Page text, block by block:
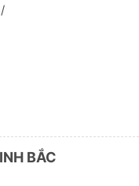
BẮC